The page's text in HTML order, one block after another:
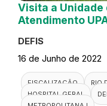
Visita a Unidade
Atendimento
DEFIS
16 de Junho de 2022
FISCALIZAÇÃO
RIO
HOSPITAL GERAL